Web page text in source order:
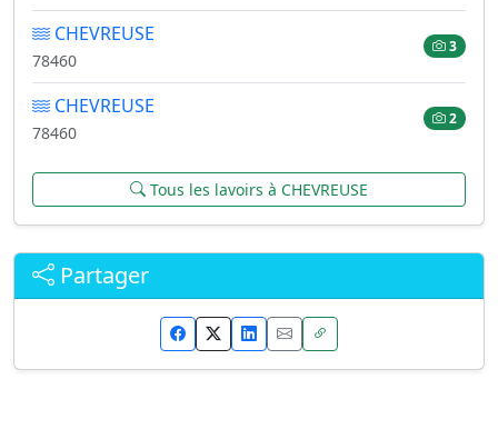
CHEVREUSE
78460
3
CHEVREUSE
78460
2
Tous les lavoirs à CHEVREUSE
Partager